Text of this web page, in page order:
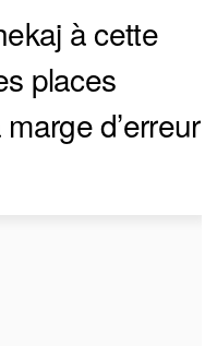
à cette
places
d’erreur